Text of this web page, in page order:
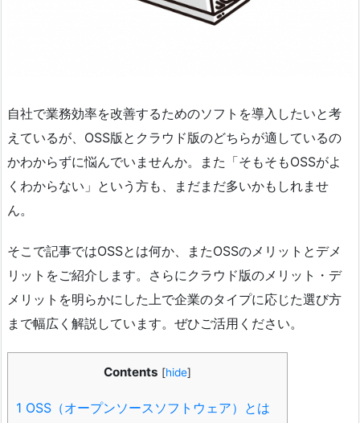
自社で業務効率を改善するためのソフトを導入したいと考
えているが、OSS版とクラウド版のどちらが適しているの
かわからずに悩んでいませんか。また「そもそもOSSがよ
くわからない」という方も、まだまだ多いかもしれませ
ん。
そこで記事ではOSSとは何か、またOSSのメリットとデメ
リットをご紹介します。さらにクラウド版のメリット・デ
メリットを明らかにした上で企業のタイプに応じた選び方
まで幅広く解説しています。ぜひご活用ください。
Contents [hide]
1 OSS（オープンソースソフトウェア）とは